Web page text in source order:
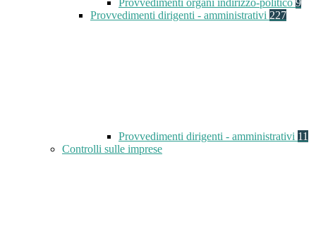
Provvedimenti organi indirizzo-politico 9
Provvedimenti dirigenti - amministrativi 227
Provvedimenti dirigenti - amministrativi 11
Controlli sulle imprese